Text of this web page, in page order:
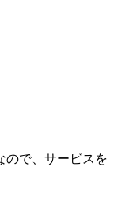
ので、サービスを